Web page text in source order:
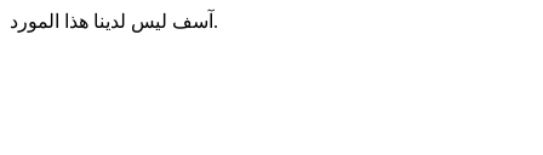
آسف ليس لدينا هذا المورد.